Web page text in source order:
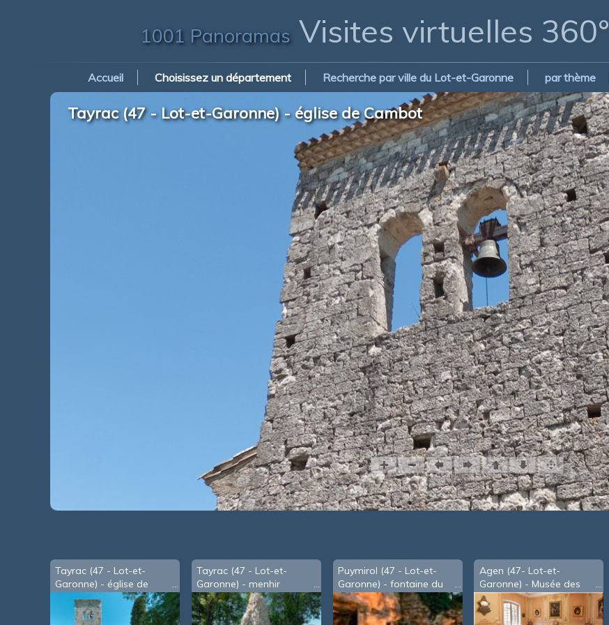
1001 PanoramasVisites virtuelles 360°
Accueil Choisissez un département Recherche par ville du Lot-et-Garonne par thème
Tayrac (47 - Lot-et-Garonne) - église de Cambot
Tayrac (47 - Lot-et-
Garonne) - église de
Cambot
Tayrac (47 - Lot-et-
Garonne) - menhir
Puymirol (47 - Lot-et-
Garonne) - fontaine du
Rajol
Agen (47- Lot-et-
Garonne) - Musée des
Beaux-Arts - Salle du
Duc d'Aiguillon (2010)